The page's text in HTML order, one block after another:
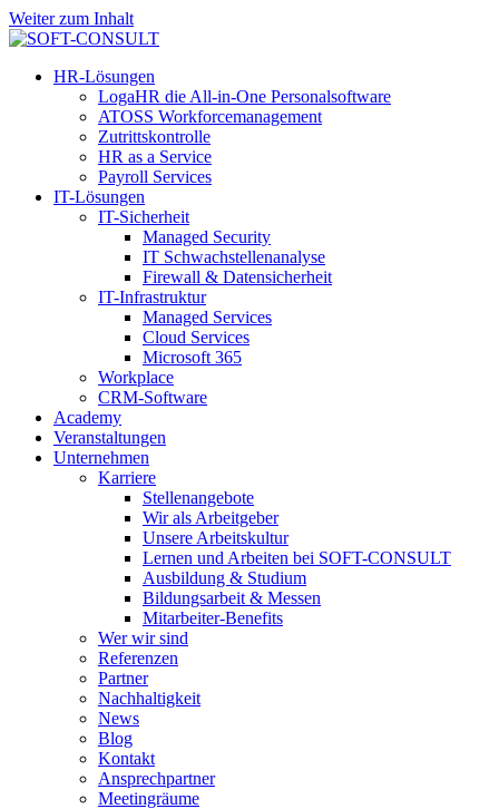
Weiter zum Inhalt
HR-Lösungen
LogaHR die All-in-One Personalsoftware
ATOSS Workforcemanagement
Zutrittskontrolle
HR as a Service
Payroll Services
IT-Lösungen
IT-Sicherheit
Managed Security
IT Schwachstellenanalyse
Firewall & Datensicherheit
IT-Infrastruktur
Managed Services
Cloud Services
Microsoft 365
Workplace
CRM-Software
Academy
Veranstaltungen
Unternehmen
Karriere
Stellenangebote
Wir als Arbeitgeber
Unsere Arbeitskultur
Lernen und Arbeiten bei SOFT-CONSULT
Ausbildung & Studium
Bildungsarbeit & Messen
Mitarbeiter-Benefits
Wer wir sind
Referenzen
Partner
Nachhaltigkeit
News
Blog
Kontakt
Ansprechpartner
Meetingräume